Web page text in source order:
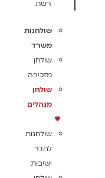
רשת
שולחנות
משרד
שולחן
מזכירה
שולחן
מנהלים
שולחנות
לחדר
ישיבות